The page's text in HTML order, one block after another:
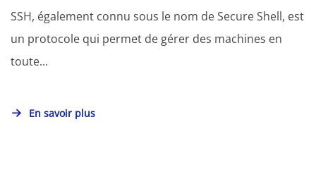
SSH, également connu sous le nom de Secure Shell, est
un protocole qui permet de gérer des machines en
toute...
En savoir plus